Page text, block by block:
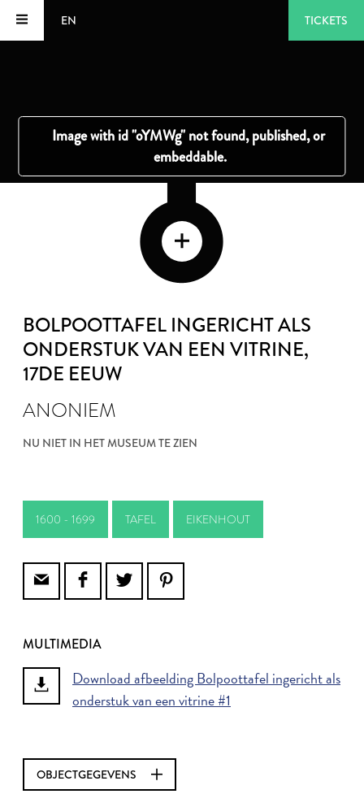
EN TICKETS
BOLPOOTTAFEL INGERICHT ALS
ONDERSTUK VAN EEN VITRINE,
17DE EEUW
ANONIEM
NU NIET IN HET MUSEUM TE ZIEN
1600 - 1699 TAFEL EIKENHOUT
MULTIMEDIA
Download afbeelding Bolpoottafel ingericht als
onderstuk van een vitrine #1
OBJECTGEGEVENS